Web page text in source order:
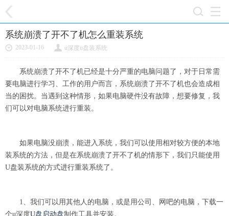
系统崩溃了开不了机怎么重装系统
2023-01-16 u深度u盘装系统
系统崩溃了开不了机已经是十分严重的电脑问题了，对于日常需
要电脑进行学习、工作的用户而言，系统崩溃了开不了机也会造成相
当的困扰。当遇到这种情形，如果电脑硬件没有故障，想要修复，我
们可以对电脑系统进行重装。
如果电脑没崩溃，能进入系统，我们可以使用相对较方便的本地
装系统的方法，但是在系统崩溃了开不了机的情形下，我们只能使用
U盘装系统的方式进行重装系统了。
1、我们可以用其他人的电脑，或是用公司、网吧的电脑，下载一
个u深度U盘启动盘制作工具并安装。